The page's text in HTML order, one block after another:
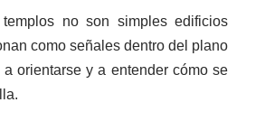
no son simples edificios
como señales dentro del plano
a orientarse y a entender cómo se